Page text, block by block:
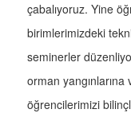
çabalıyoruz. Yine
birimlerimizdeki
seminerler
orman
öğrencilerimizi